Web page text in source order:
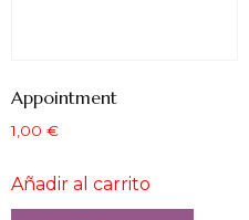
Appointment
1,00 €
Añadir al carrito